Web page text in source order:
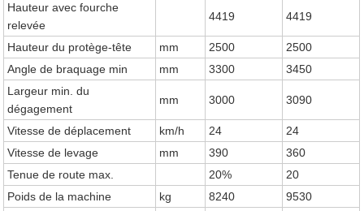
Hauteur avec fourche
relevée
4419 4419
Hauteur du protège-tête mm 2500
2500
Angle de braquage min
mm 3300
3450
Largeur min. du
dégagement
mm 3000 3090
Vitesse de déplacement km/h 24
24
Vitesse de levage
mm 390
360
Tenue de route max.
20%
20
Poids de la machine
kg 8240 9530